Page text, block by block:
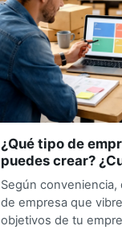
¿Qué tipo de
puedes crear?
Según
de empresa que
objetivos de tu